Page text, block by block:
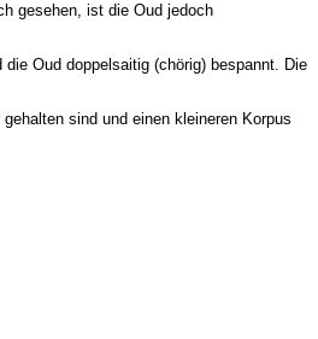
gesehen, ist die Oud jedoch
Oud doppelsaitig (chörig) bespannt. Die
sind und einen kleineren Korpus